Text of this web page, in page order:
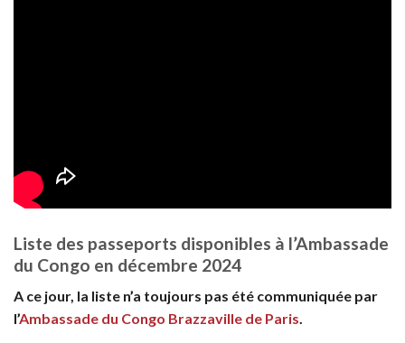
Liste des passeports disponibles à l’Ambassade
du Congo en décembre 2024
A ce jour, la liste n’a toujours pas été communiquée par
l’Ambassade du Congo Brazzaville de Paris.